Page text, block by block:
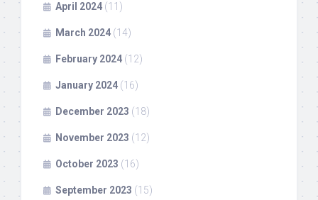
April 2024 (11)
March 2024 (14)
February 2024 (12)
January 2024 (16)
December 2023 (18)
November 2023 (12)
October 2023 (16)
September 2023 (15)